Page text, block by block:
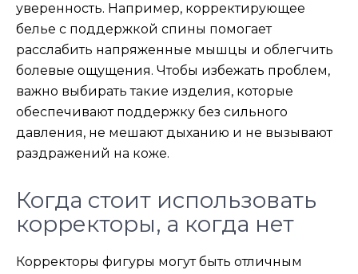
уверенность. Например, корректирующее
белье с поддержкой спины помогает
расслабить напряженные мышцы и облегчить
болевые ощущения. Чтобы избежать проблем,
важно выбирать такие изделия, которые
обеспечивают поддержку без сильного
давления, не мешают дыханию и не вызывают
раздражений на коже.
Когда стоит использовать
корректоры, а когда нет
Корректоры фигуры могут быть отличным